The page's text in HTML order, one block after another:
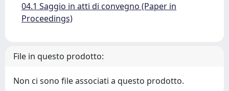
04.1 Saggio in atti di convegno (Paper in
Proceedings)
File in questo prodotto:
Non ci sono file associati a questo prodotto.